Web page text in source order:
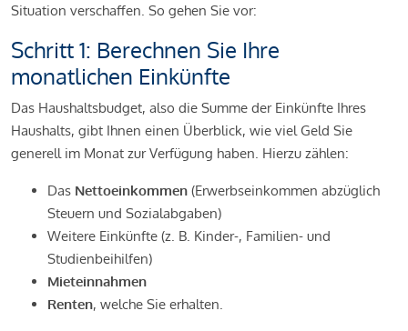
Situation verschaffen. So gehen Sie vor:
Schritt 1: Berechnen Sie Ihre
monatlichen Einkünfte
Das Haushaltsbudget, also die Summe der Einkünfte Ihres
Haushalts, gibt Ihnen einen Überblick, wie viel Geld Sie
generell im Monat zur Verfügung haben. Hierzu zählen:
Das Nettoeinkommen (Erwerbseinkommen abzüglich
Steuern und Sozialabgaben)
Weitere Einkünfte (z. B. Kinder-, Familien- und
Studienbeihilfen)
Mieteinnahmen
Renten, welche Sie erhalten.